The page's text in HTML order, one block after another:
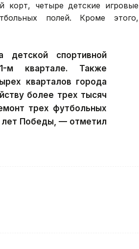
корт, четыре детские игровые
полей. Кроме этого,
спортивной
квартале. Также
кварталов города
более трех тысяч
трех футбольных
лет Победы, — отметил